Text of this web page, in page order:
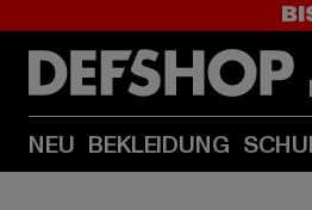
NEU BEKLEIDUNG